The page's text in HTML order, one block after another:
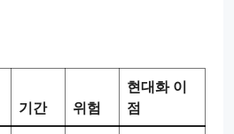
기간 위험
현대화 이
점